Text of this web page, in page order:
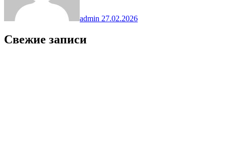
admin 27.02.2026
Свежие записи